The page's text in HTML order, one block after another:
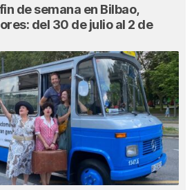
de semana en Bilbao,
del 30 de julio al 2 de